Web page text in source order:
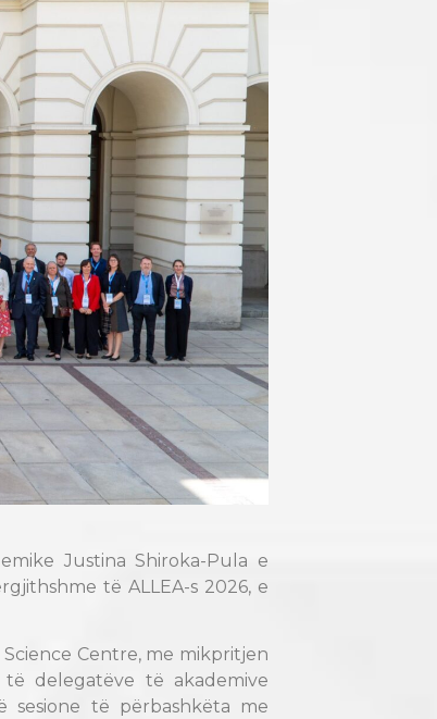
Justina Shiroka-Pula e
të ALLEA-s 2026, e
Centre, me mikpritjen
delegatëve të akademive
sesione të përbashkëta me